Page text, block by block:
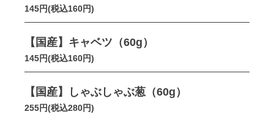
145円(税込160円)
【国産】キャベツ（60g）
145円(税込160円)
【国産】しゃぶしゃぶ葱（60g）
255円(税込280円)